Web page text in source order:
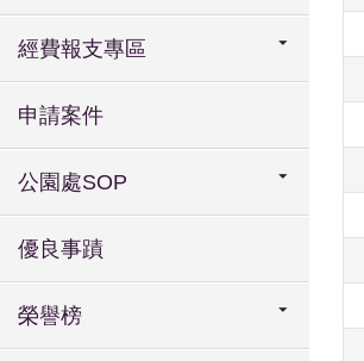
經費報支專區
申請案件
公園處SOP
優良事蹟
榮譽榜